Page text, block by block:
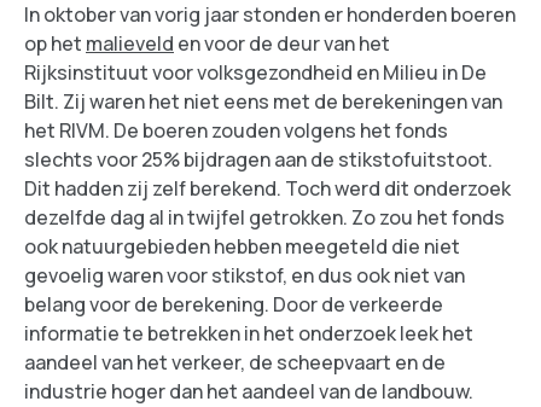
In oktober van vorig jaar stonden er honderden boeren
op het malieveld en voor de deur van het
Rijksinstituut voor volksgezondheid en Milieu in De
Bilt. Zij waren het niet eens met de berekeningen van
het RIVM. De boeren zouden volgens het fonds
slechts voor 25% bijdragen aan de stikstofuitstoot.
Dit hadden zij zelf berekend. Toch werd dit onderzoek
dezelfde dag al in twijfel getrokken. Zo zou het fonds
ook natuurgebieden hebben meegeteld die niet
gevoelig waren voor stikstof, en dus ook niet van
belang voor de berekening. Door de verkeerde
informatie te betrekken in het onderzoek leek het
aandeel van het verkeer, de scheepvaart en de
industrie hoger dan het aandeel van de landbouw.